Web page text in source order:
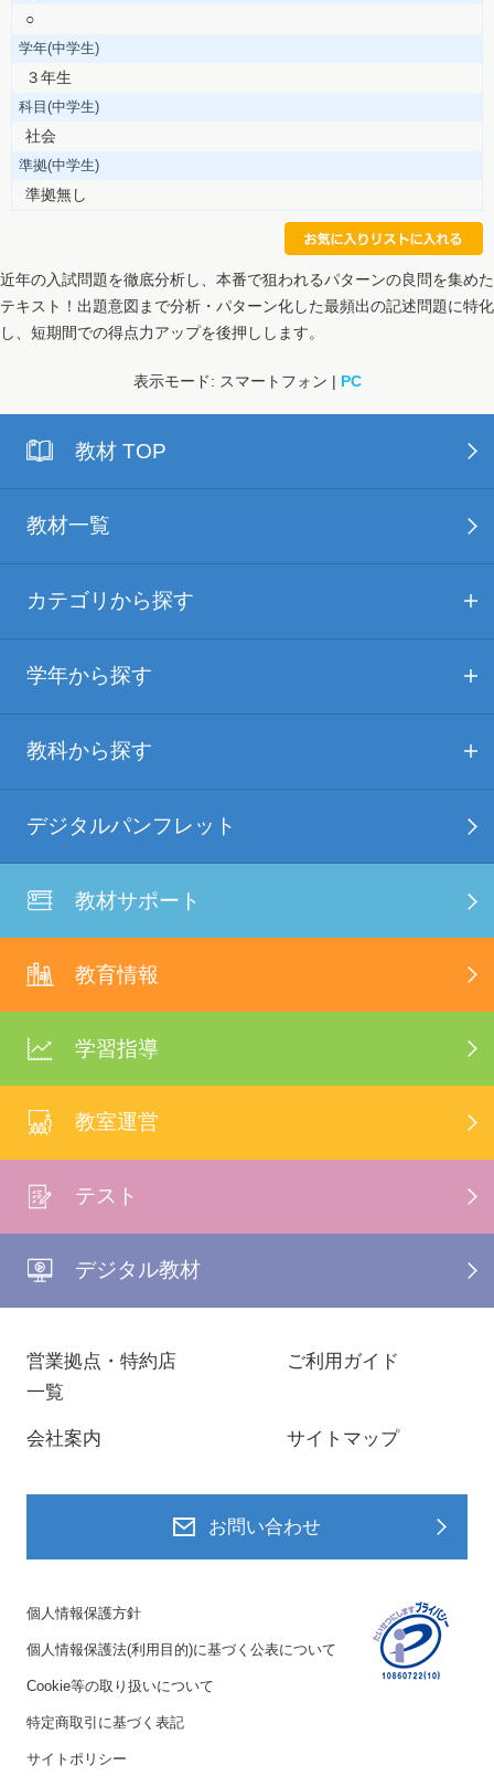
○
学年(中学生)
３年生
科目(中学生)
社会
準拠(中学生)
準拠無し
近年の入試問題を徹底分析し、本番で狙われるパターンの良問を集めた
テキスト！出題意図まで分析・パターン化した最頻出の記述問題に特化
し、短期間での得点力アップを後押しします。
表示モード: スマートフォン | PC
教材 TOP
教材一覧
カテゴリから探す
学年から探す
教科から探す
デジタルパンフレット
教材サポート
教育情報
学習指導
教室運営
テスト
デジタル教材
営業拠点・特約店
一覧
ご利用ガイド
会社案内 サイトマップ
お問い合わせ
個人情報保護方針
個人情報保護法(利用目的)に基づく公表について
Cookie等の取り扱いについて
特定商取引に基づく表記
サイトポリシー